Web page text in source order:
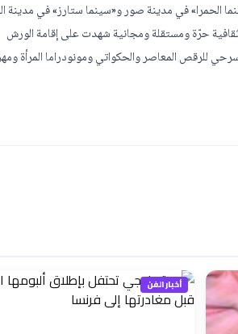
الحمرا» في مدينة صور و«سينما ستارز» في مدينة
حرّة ومستقلة ومجانية شهدت على إقامة الورش
للرقص المعاصر والحكواتي ومونودراما المرأة
أخبار الفن